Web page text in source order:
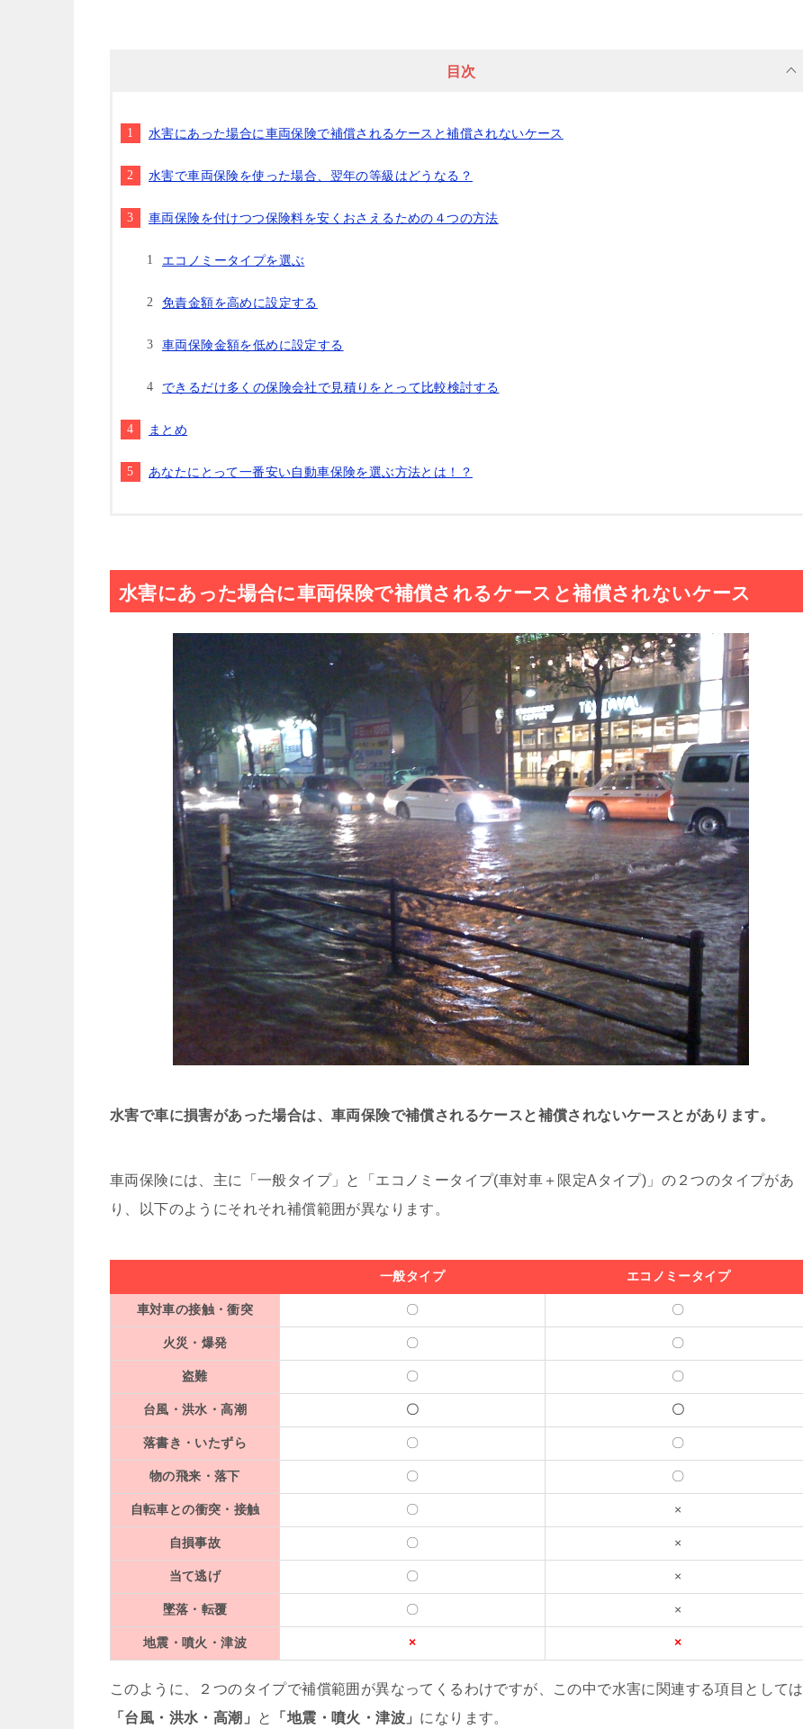
目次
水害にあった場合に車両保険で補償されるケースと補償されないケース
水害で車両保険を使った場合、翌年の等級はどうなる？
車両保険を付けつつ保険料を安くおさえるための４つの方法
エコノミータイプを選ぶ
免責金額を高めに設定する
車両保険金額を低めに設定する
できるだけ多くの保険会社で見積りをとって比較検討する
まとめ
あなたにとって一番安い自動車保険を選ぶ方法とは！？
水害にあった場合に車両保険で補償されるケースと補償されないケース
水害で車に損害があった場合は、車両保険で補償されるケースと補償されないケースとがあります。
車両保険には、主に「一般タイプ」と「エコノミータイプ(車対車＋限定Aタイプ)」の２つのタイプがあ
り、以下のようにそれそれ補償範囲が異なります。
一般タイプ エコノミータイプ
車対車の接触・衝突 〇 〇
火災・爆発 〇 〇
盗難 〇 〇
台風・洪水・高潮 〇 〇
落書き・いたずら 〇 〇
物の飛来・落下 〇 〇
自転車との衝突・接触 〇 ×
自損事故 〇 ×
当て逃げ 〇 ×
墜落・転覆 〇 ×
地震・噴火・津波 × ×
このように、２つのタイプで補償範囲が異なってくるわけですが、この中で水害に関連する項目としては
「台風・洪水・高潮」
と 「地震・噴火・津波」 になります。